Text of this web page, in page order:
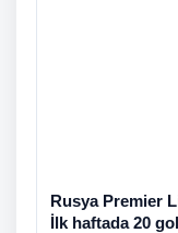
Rusya Premier
İlk haftada 20 gol